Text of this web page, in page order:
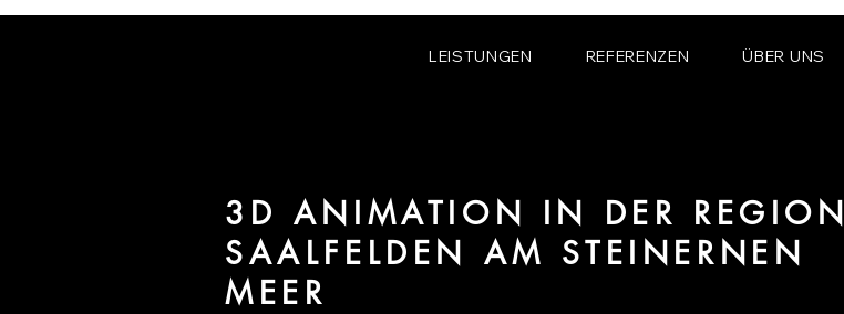
LEISTUNGEN REFERENZEN ÜBER UNS
3D ANIMATION IN DER REGION
SAALFELDEN AM STEINERNEN
MEER